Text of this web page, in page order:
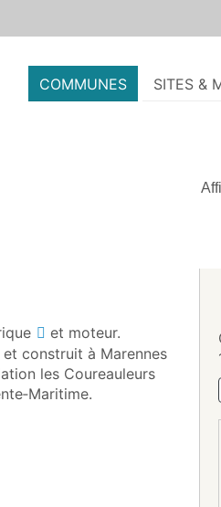
COMMUNES SITES &
et moteur.
construit à Marennes
les Coureauleurs